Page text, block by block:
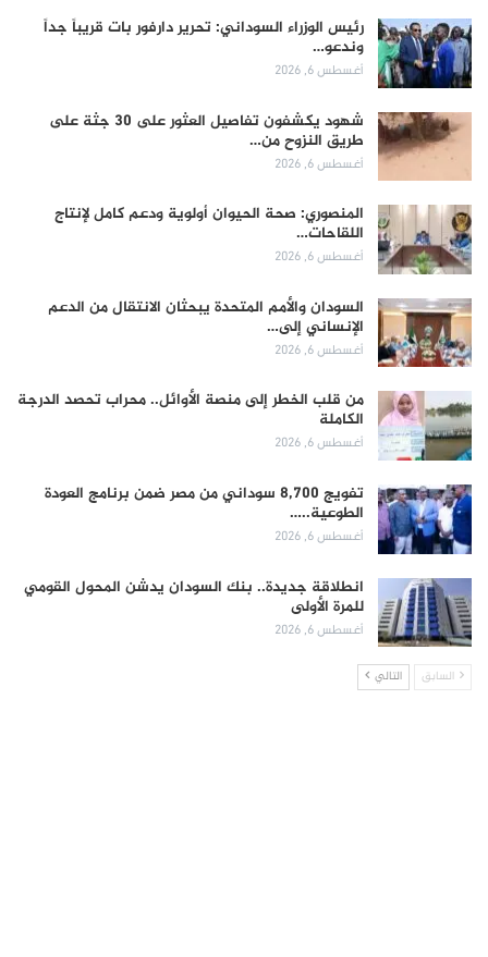
رئيس الوزراء السوداني: تحرير دارفور بات قريباً جداً
وندعو…
أغسطس 6, 2026
شهود يكشفون تفاصيل العثور على 30 جثة على
طريق النزوح من…
أغسطس 6, 2026
المنصوري: صحة الحيوان أولوية ودعم كامل لإنتاج
اللقاحات…
أغسطس 6, 2026
السودان والأمم المتحدة يبحثان الانتقال من الدعم
الإنساني إلى…
أغسطس 6, 2026
من قلب الخطر إلى منصة الأوائل.. محراب تحصد الدرجة
الكاملة
أغسطس 6, 2026
تفويج 8,700 سوداني من مصر ضمن برنامج العودة
الطوعية..…
أغسطس 6, 2026
انطلاقة جديدة.. بنك السودان يدشن المحول القومي
للمرة الأولى
أغسطس 6, 2026
السابق التالي